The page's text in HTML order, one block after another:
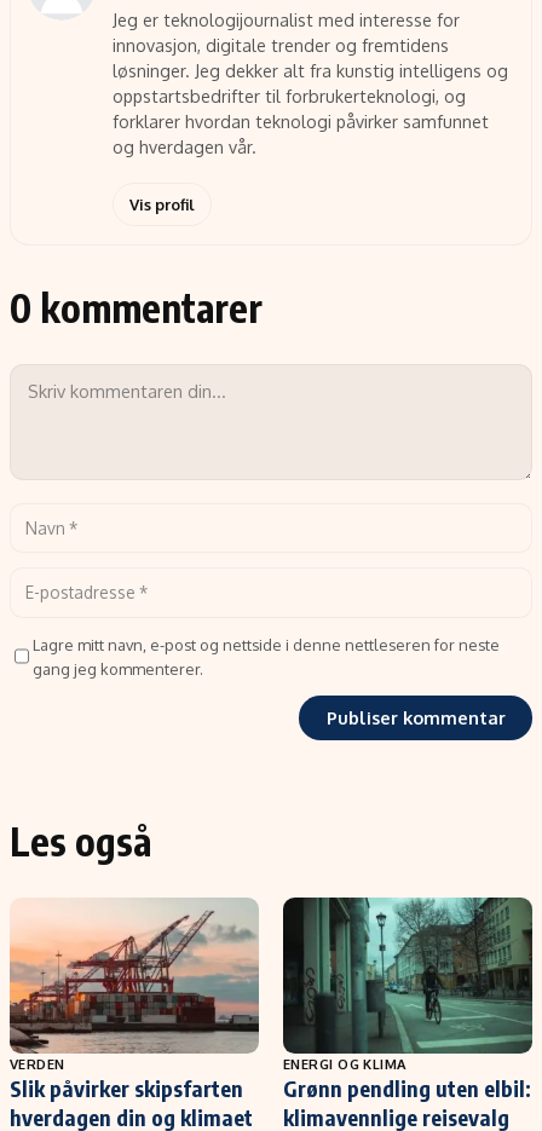
Jeg er teknologijournalist med interesse for
innovasjon, digitale trender og fremtidens
løsninger. Jeg dekker alt fra kunstig intelligens og
oppstartsbedrifter til forbrukerteknologi, og
forklarer hvordan teknologi påvirker samfunnet
og hverdagen vår.
Vis profil
0 kommentarer
Lagre mitt navn, e-post og nettside i denne nettleseren for neste
gang jeg kommenterer.
Les også
VERDEN
Slik påvirker skipsfarten
hverdagen din og klimaet
ENERGI OG KLIMA
Grønn pendling uten elbil:
klimavennlige reisevalg